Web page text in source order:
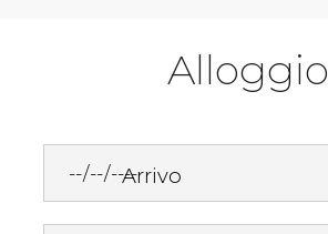
Alloggio
Arrivo